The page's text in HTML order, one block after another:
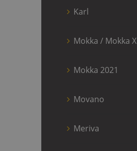
Karl
Mokka / Mokka X
Mokka 2021
Movano
Meriva